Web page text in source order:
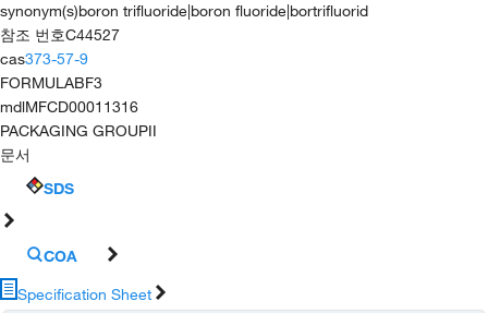
synonym(s)boron trifluoride|boron fluoride|bortrifluorid
참조 번호C44527
cas373-57-9
FORMULABF3
mdlMFCD00011316
PACKAGING GROUPII
문서
SDS
COA
Specification Sheet